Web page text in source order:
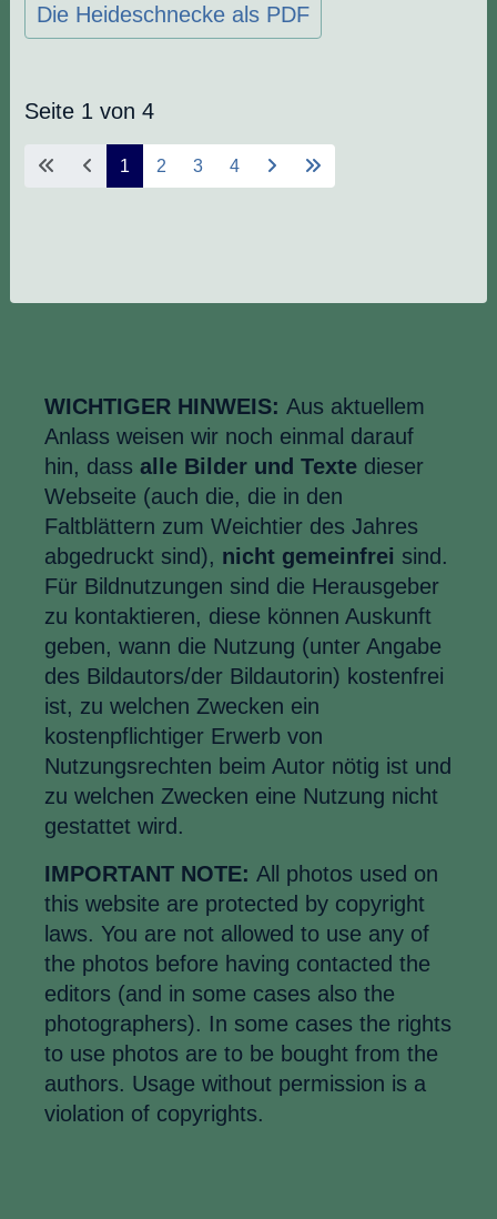
Die Heideschnecke als PDF
Seite 1 von 4
1 2 3 4
WICHTIGER HINWEIS: Aus aktuellem
Anlass weisen wir noch einmal darauf
hin, dass alle Bilder und Texte dieser
Webseite (auch die, die in den
Faltblättern zum Weichtier des Jahres
abgedruckt sind), nicht gemeinfrei sind.
Für Bildnutzungen sind die Herausgeber
zu kontaktieren, diese können Auskunft
geben, wann die Nutzung (unter Angabe
des Bildautors/der Bildautorin) kostenfrei
ist, zu welchen Zwecken ein
kostenpflichtiger Erwerb von
Nutzungsrechten beim Autor nötig ist und
zu welchen Zwecken eine Nutzung nicht
gestattet wird.
IMPORTANT NOTE: All photos used on
this website are protected by copyright
laws. You are not allowed to use any of
the photos before having contacted the
editors (and in some cases also the
photographers). In some cases the rights
to use photos are to be bought from the
authors. Usage without permission is a
violation of copyrights.